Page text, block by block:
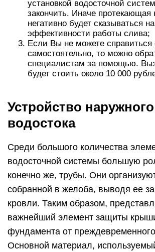
установкой водосточной
закончить. Иначе
негативно будет сказываться на
эффективности работы слива;
Если Вы не можете справиться
самостоятельно, то можно
специалистам за помощью.
будет стоить около 10 000
Устройство наружного
водостока
Среди большого количества
водосточной системы большую
конечно же, трубы. Они
собранной в желоба, выводя ее
кровли. Таким образом,
важнейший элемент защиты
фундамента от
Основной материал,